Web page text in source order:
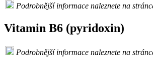
Podrobnější informace naleznete na
Vitamin B6 (pyridoxin)
Podrobnější informace naleznete na